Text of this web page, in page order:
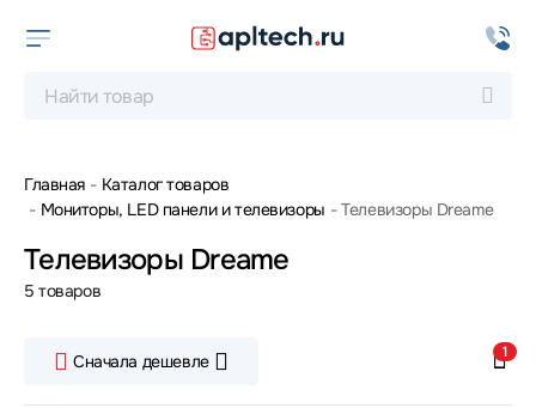
Главная
Каталог товаров
Мониторы, LED панели и телевизоры
Телевизоры Dreame
Телевизоры Dreame
5 товаров
Сначала дешевле 1